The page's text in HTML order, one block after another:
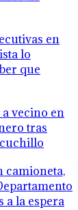
en
lo
que
vecino en
tras
camioneta,
a la espera